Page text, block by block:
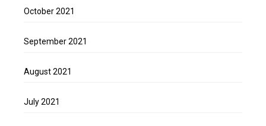
October 2021
September 2021
August 2021
July 2021